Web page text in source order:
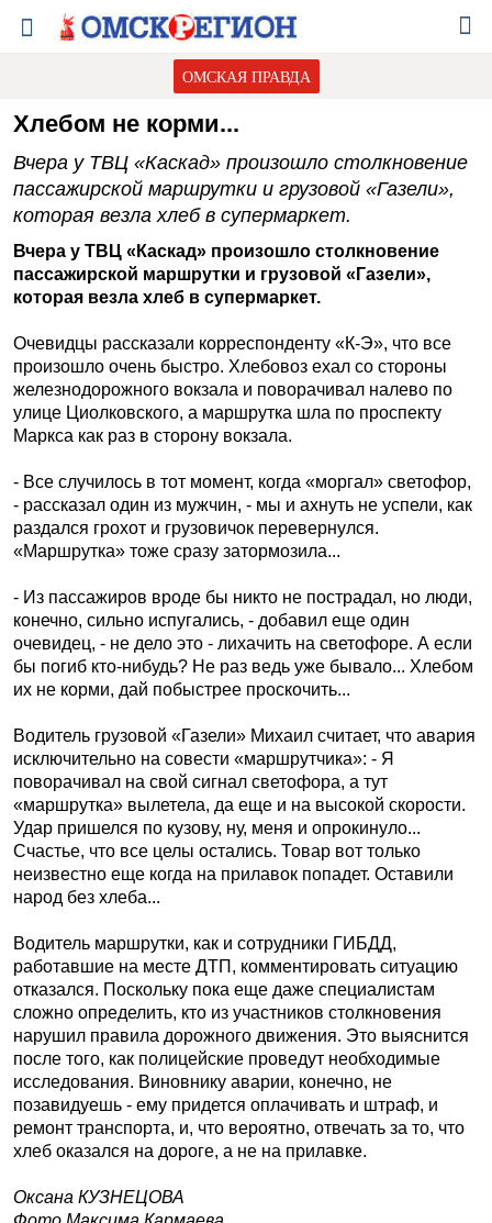
ОМСКАЯ ПРАВДА
Хлебом не корми...
Вчера у ТВЦ «Каскад» произошло столкновение
пассажирской маршрутки и грузовой «Газели»,
которая везла хлеб в супермаркет.
Вчера у ТВЦ «Каскад» произошло столкновение
пассажирской маршрутки и грузовой «Газели»,
которая везла хлеб в супермаркет.
Очевидцы рассказали корреспонденту «К-Э», что все
произошло очень быстро. Хлебовоз ехал со стороны
железнодорожного вокзала и поворачивал налево по
улице Циолковского, а маршрутка шла по проспекту
Маркса как раз в сторону вокзала.
- Все случилось в тот момент, когда «моргал» светофор,
- рассказал один из мужчин, - мы и ахнуть не успели, как
раздался грохот и грузовичок перевернулся.
«Маршрутка» тоже сразу затормозила...
- Из пассажиров вроде бы никто не пострадал, но люди,
конечно, сильно испугались, - добавил еще один
очевидец, - не дело это - лихачить на светофоре. А если
бы погиб кто-нибудь? Не раз ведь уже бывало... Хлебом
их не корми, дай побыстрее проскочить...
Водитель грузовой «Газели» Михаил считает, что авария
исключительно на совести «маршрутчика»: - Я
поворачивал на свой сигнал светофора, а тут
«маршрутка» вылетела, да еще и на высокой скорости.
Удар пришелся по кузову, ну, меня и опрокинуло...
Счастье, что все целы остались. Товар вот только
неизвестно еще когда на прилавок попадет. Оставили
народ без хлеба...
Водитель маршрутки, как и сотрудники ГИБДД,
работавшие на месте ДТП, комментировать ситуацию
отказался. Поскольку пока еще даже специалистам
сложно определить, кто из участников столкновения
нарушил правила дорожного движения. Это выяснится
после того, как полицейские проведут необходимые
исследования. Виновнику аварии, конечно, не
позавидуешь - ему придется оплачивать и штраф, и
ремонт транспорта, и, что вероятно, отвечать за то, что
хлеб оказался на дороге, а не на прилавке.
Оксана КУЗНЕЦОВА